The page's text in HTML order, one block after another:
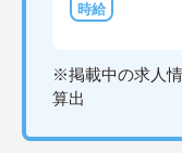
※掲載中の求人
算出